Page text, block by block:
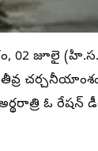
02 జూలై
ఓ రేషన్